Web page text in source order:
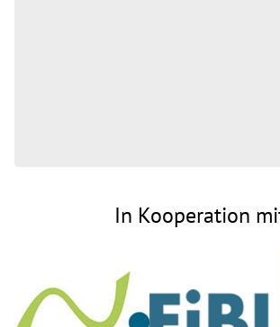
In Kooperation